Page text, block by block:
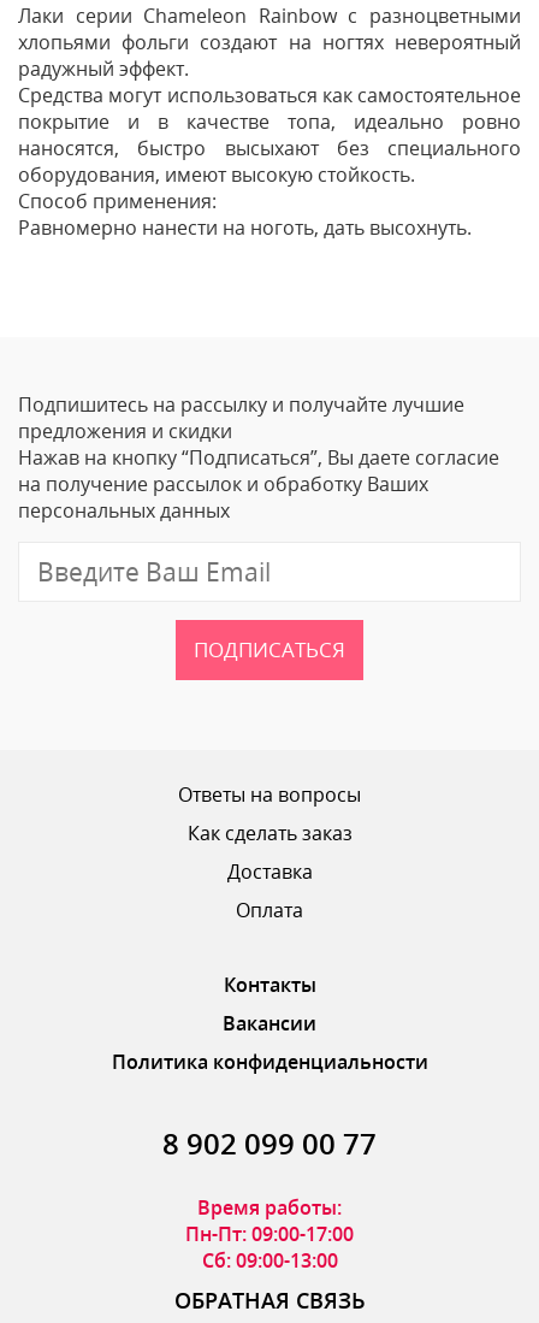
Лаки серии Chameleon Rainbow с разноцветными
хлопьями фольги создают на ногтях невероятный
радужный эффект.
Средства могут использоваться как самостоятельное
покрытие и в качестве топа, идеально ровно
наносятся, быстро высыхают без специального
оборудования, имеют высокую стойкость.
Способ применения:
Равномерно нанести на ноготь, дать высохнуть.
Ваше Имя
Email
ОТПРАВИТЬ ОТЗЫВ
Подпишитесь на рассылку и получайте лучшие
предложения и скидки
Нажав на кнопку “Подписаться”, Вы даете согласие
на получение рассылок и обработку Ваших
персональных данных
ПОДПИСАТЬСЯ
Ответы на вопросы
Как сделать заказ
Доставка
Оплата
Контакты
Вакансии
Политика конфиденциальности
8 902 099 00 77
Время работы:
Пн-Пт: 09:00-17:00
Сб: 09:00-13:00
ОБРАТНАЯ СВЯЗЬ